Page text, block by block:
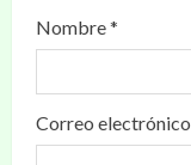
Nombre*
Correo electrónico